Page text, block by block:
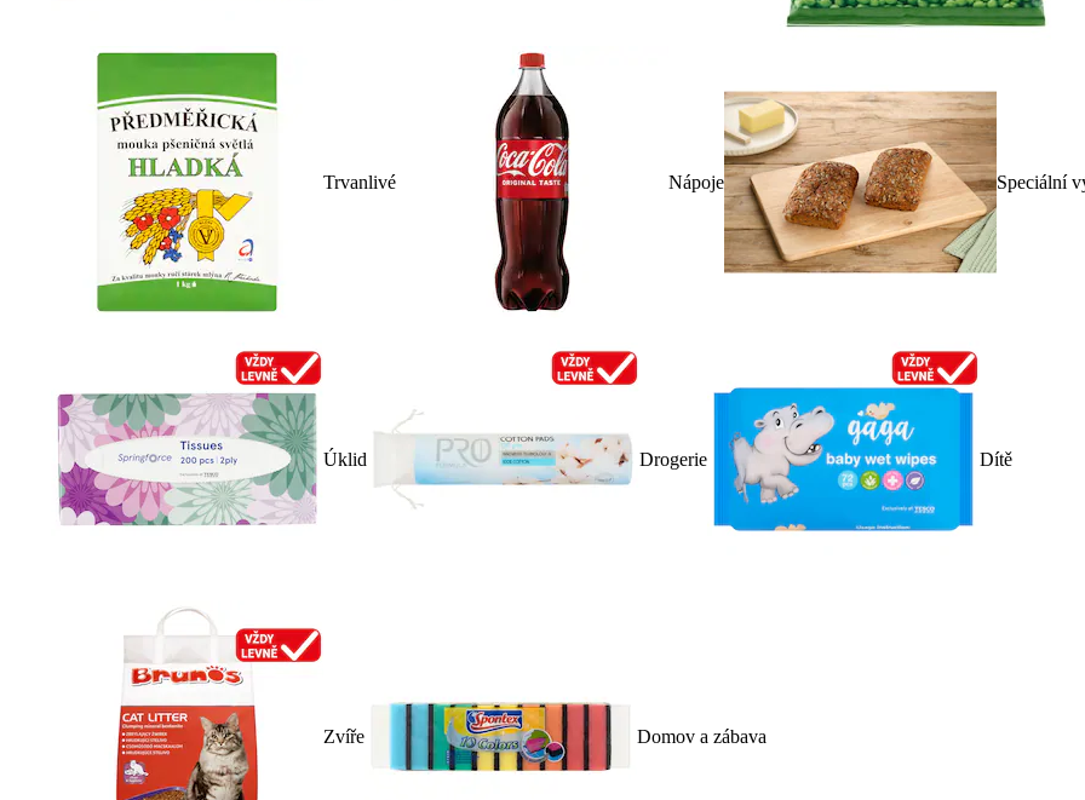
Trvanlivé Nápoje Speciální
Úklid Drogerie Dítě
Zvíře Domov a zábava